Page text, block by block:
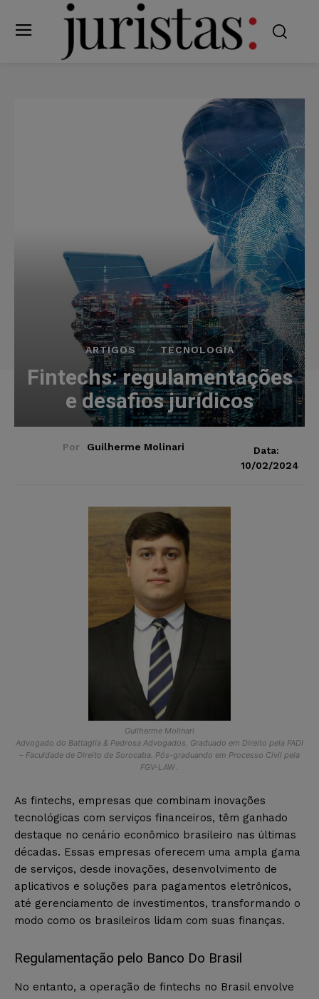
ARTIGOS TECNOLOGIA
Fintechs: regulamentações
e desafios jurídicos
Por Guilherme Molinari
Data:
10/02/2024
Guilherme Molinari
Advogado do Battaglia & Pedrosa Advogados. Graduado em Direito pela FADI
– Faculdade de Direito de Sorocaba. Pós-graduando em Processo Civil pela
FGV-LAW .
As fintechs, empresas que combinam inovações
tecnológicas com serviços financeiros, têm ganhado
destaque no cenário econômico brasileiro nas últimas
décadas. Essas empresas oferecem uma ampla gama
de serviços, desde inovações, desenvolvimento de
aplicativos e soluções para pagamentos eletrônicos,
até gerenciamento de investimentos, transformando o
modo como os brasileiros lidam com suas finanças.
Regulamentação pelo Banco Do Brasil
No entanto, a operação de fintechs no Brasil envolve